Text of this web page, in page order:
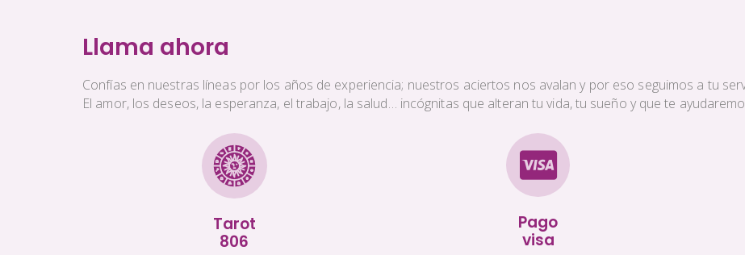
Llama ahora
Confías en nuestras líneas por los años de experiencia; nuestros aciertos nos avalan y por eso seguimos a tu
El amor, los deseos, la esperanza, el trabajo, la salud… incógnitas que alteran tu vida, tu sueño y que te
Tarot
806
Pago
visa